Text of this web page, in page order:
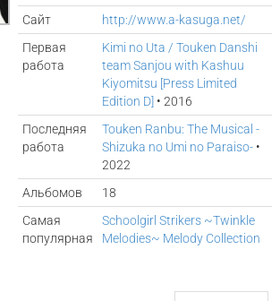
Сайт
http://www.a-kasuga.net/
Первая
работа
Kimi no Uta / Touken Danshi
team Sanjou with Kashuu
Kiyomitsu [Press Limited
Edition D] • 2016
Последняя
работа
Touken Ranbu: The Musical -
Shizuka no Umi no Paraiso- •
2022
Альбомов
18
Самая
популярная
Schoolgirl Strikers ~Twinkle
Melodies~ Melody Collection